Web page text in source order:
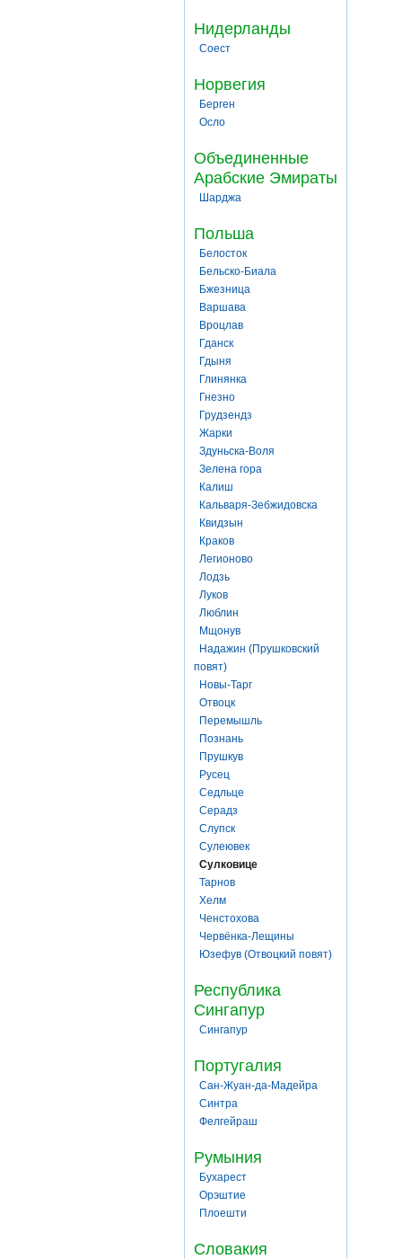
Нидерланды
Соест
Норвегия
Берген
Осло
Объединенные
Арабские Эмираты
Шарджа
Польша
Белосток
Бельско-Биала
Бжезница
Варшава
Вроцлав
Гданск
Гдыня
Глинянка
Гнезно
Грудзендз
Жарки
Здуньска-Воля
Зелена гора
Калиш
Кальваря-Зебжидовска
Квидзын
Краков
Легионово
Лодзь
Луков
Люблин
Мщонув
Надажин (Прушковский
повят)
Новы-Тарг
Отвоцк
Перемышль
Познань
Прушкув
Русец
Седльце
Серадз
Слупск
Сулеювек
Сулковице
Тарнов
Хелм
Ченстохова
Червёнка-Лещины
Юзефув (Отвоцкий повят)
Республика
Сингапур
Сингапур
Португалия
Сан-Жуан-да-Мадейра
Синтра
Фелгейраш
Румыния
Бухарест
Орэштие
Плоешти
Словакия